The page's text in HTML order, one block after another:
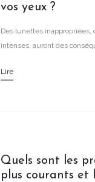
vos yeux ?
Des lunettes inappropriées,
intenses, auront des
Lire
Quels sont les
plus courants et